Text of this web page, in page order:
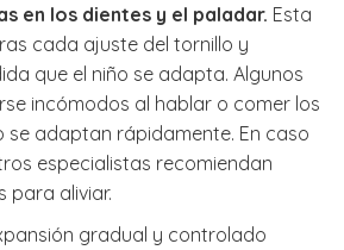
en los dientes y el paladar. Esta
cada ajuste del tornillo y
que el niño se adapta. Algunos
incómodos al hablar o comer los
se adaptan rápidamente. En caso
especialistas recomiendan
para aliviar.
gradual y controlado